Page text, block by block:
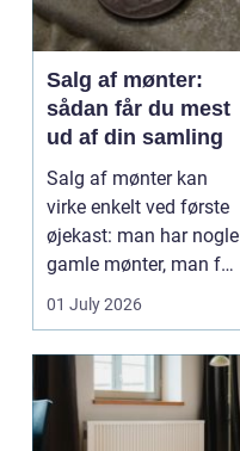
Salg af mønter:
sådan får du mest
ud af din samling
Salg af mønter kan
virke enkelt ved første
øjekast: man har nogle
gamle mønter, man får
dem vurderet...
01 July 2026